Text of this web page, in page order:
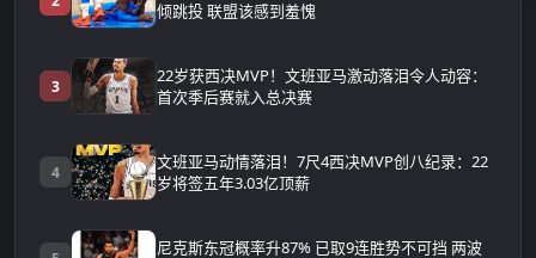
倾跳投 联盟该感到羞愧
3
22岁获西决MVP！文班亚马激动落泪令人动容：
首次季后赛就入总决赛
4
文班亚马动情落泪！7尺4西决MVP创八纪录：22
岁将签五年3.03亿顶薪
尼克斯东冠概率升87% 已取9连胜势不可挡 两波